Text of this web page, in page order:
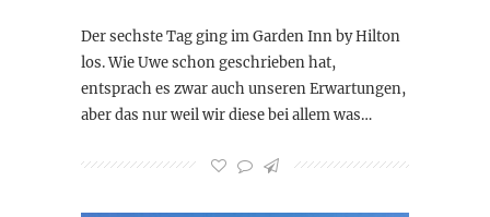
Der sechste Tag ging im Garden Inn by Hilton
los. Wie Uwe schon geschrieben hat,
entsprach es zwar auch unseren Erwartungen,
aber das nur weil wir diese bei allem was…